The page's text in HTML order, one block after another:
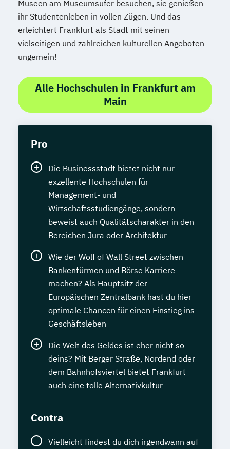
Museen am Museumsufer besuchen, sie genießen
ihr Studentenleben in vollen Zügen. Und das
erleichtert Frankfurt als Stadt mit seinen
vielseitigen und zahlreichen kulturellen Angeboten
ungemein!
Alle Hochschulen in Frankfurt am
Main
Pro
Die Businessstadt bietet nicht nur
exzellente Hochschulen für
Management- und
Wirtschaftsstudiengänge, sondern
beweist auch Qualitätscharakter in den
Bereichen Jura oder Architektur
Wie der Wolf of Wall Street zwischen
Bankentürmen und Börse Karriere
machen? Als Hauptsitz der
Europäischen Zentralbank hast du hier
optimale Chancen für einen Einstieg ins
Geschäftsleben
Die Welt des Geldes ist eher nicht so
deins? Mit Berger Straße, Nordend oder
dem Bahnhofsviertel bietet Frankfurt
auch eine tolle Alternativkultur
Contra
Vielleicht findest du dich irgendwann auf